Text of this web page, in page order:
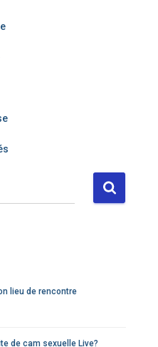
lieu de rencontre
de cam sexuelle Live?